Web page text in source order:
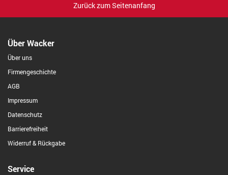
Zurück zum Seitenanfang
Über Wacker
Über uns
Firmengeschichte
AGB
Impressum
Datenschutz
Barrierefreiheit
Widerruf & Rückgabe
Service